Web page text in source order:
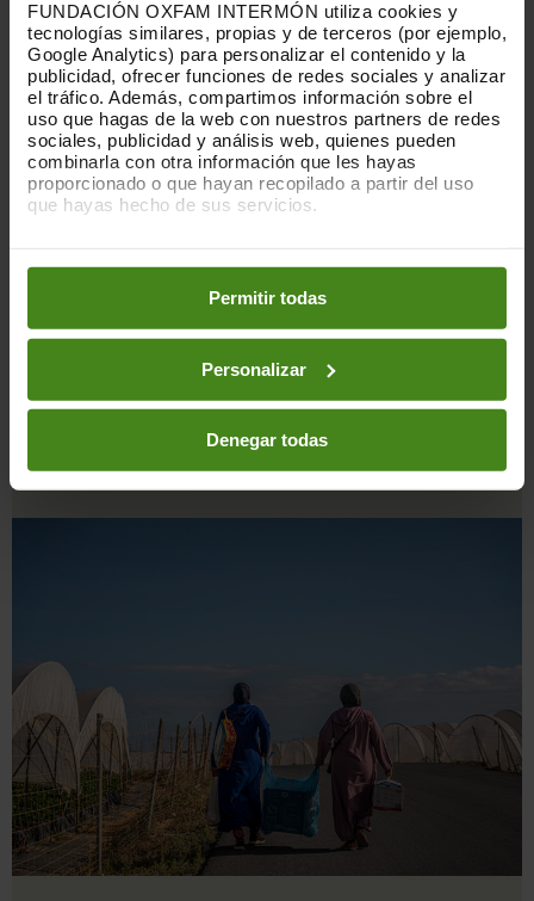
FUNDACIÓN OXFAM INTERMÓN utiliza cookies y
tecnologías similares, propias y de terceros (por ejemplo,
Google Analytics) para personalizar el contenido y la
publicidad, ofrecer funciones de redes sociales y analizar
el tráfico. Además, compartimos información sobre el
uso que hagas de la web con nuestros partners de redes
sociales, publicidad y análisis web, quienes pueden
combinarla con otra información que les hayas
proporcionado o que hayan recopilado a partir del uso
que hayas hecho de sus servicios.
preferencias accediendo a nuestraPolítica de Cookieso
en los botones facilitados a continuación:
Permitir todas
Personalizar
Denegar todas
ALTO EL FUEGO EN GAZA
Necesitamos tu voz para exigir a la Comunidad
Internacional un alto el fuego permanente y exigir
justicia y rendición de cuentas por todos los
crímenes de guerra cometidos.
FIRMA POR UN ALTO EL FUEGO